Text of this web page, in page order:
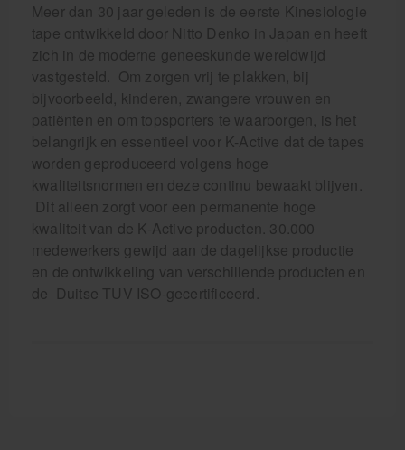
Meer dan 30 jaar geleden is de eerste Kinesiologie
tape ontwikkeld door Nitto Denko in Japan en heeft
zich in de moderne geneeskunde wereldwijd
vastgesteld. Om zorgen vrij te plakken, bij
bijvoorbeeld, kinderen, zwangere vrouwen en
patiënten en om topsporters te waarborgen, is het
belangrijk en essentieel voor K-Active dat de tapes
worden geproduceerd volgens hoge
kwaliteitsnormen en deze continu bewaakt blijven.
Dit alleen zorgt voor een permanente hoge
kwaliteit van de K-Active producten. 30.000
medewerkers gewijd aan de dagelijkse productie
en de ontwikkeling van verschillende producten en
de Duitse TUV ISO-gecertificeerd.